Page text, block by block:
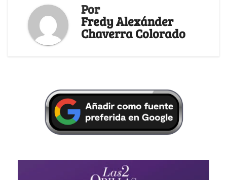
Por
Fredy Alexánder
Chaverra Colorado